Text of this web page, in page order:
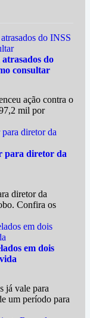
do
consultar
ação contra o
mil por
para diretor da
diretor da
Confira os
em dois
já vale para
um período para